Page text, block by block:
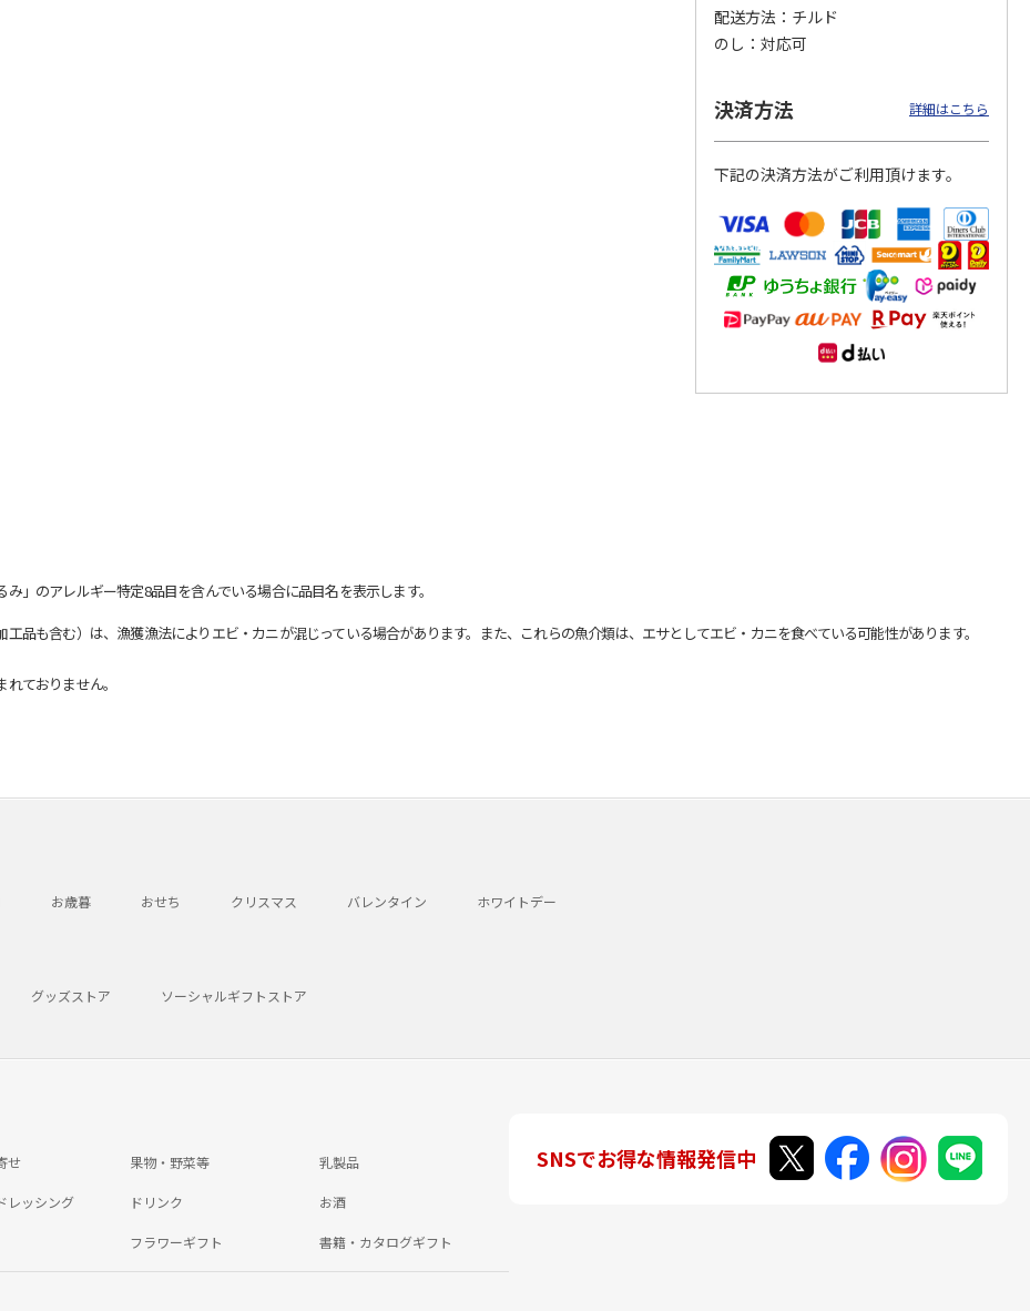
配送方法
チルド
のし
対応可
決済方法 詳細はこちら
下記の決済方法がご利用頂けます。
」のアレルギー特定8品目を含んでいる場合に品目名を表示します。
品も含む）は、漁獲漁法によりエビ・カニが混じっている場合があります。また、これらの魚介類は、エサとしてエビ・カニを食べている可能性があります。
ておりません。
お歳暮 おせち クリスマス バレンタイン ホワイトデー
グッズストア ソーシャルギフトストア
せ 果物・野菜等 乳製品
レッシング ドリンク お酒
フラワーギフト 書籍・カタログギフト
SNSでお得な情報発信中